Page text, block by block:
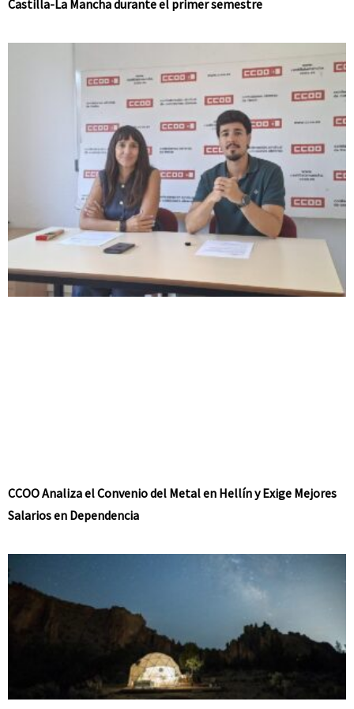
Castilla-La Mancha durante el primer semestre
CCOO Analiza el Convenio del Metal en Hellín y Exige Mejores
Salarios en Dependencia